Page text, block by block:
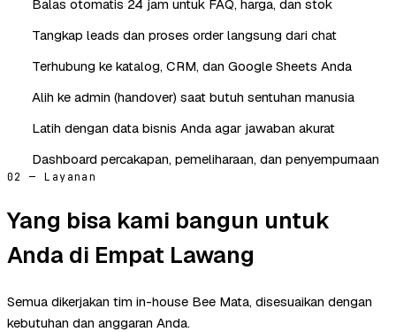
Balas otomatis 24 jam untuk FAQ, harga, dan stok
Tangkap leads dan proses order langsung dari chat
Terhubung ke katalog, CRM, dan Google Sheets Anda
Alih ke admin (handover) saat butuh sentuhan manusia
Latih dengan data bisnis Anda agar jawaban akurat
Dashboard percakapan, pemeliharaan, dan penyempurnaan
02 — Layanan
Yang bisa kami bangun untuk
Anda di Empat Lawang
Semua dikerjakan tim in-house Bee Mata, disesuaikan dengan
kebutuhan dan anggaran Anda.